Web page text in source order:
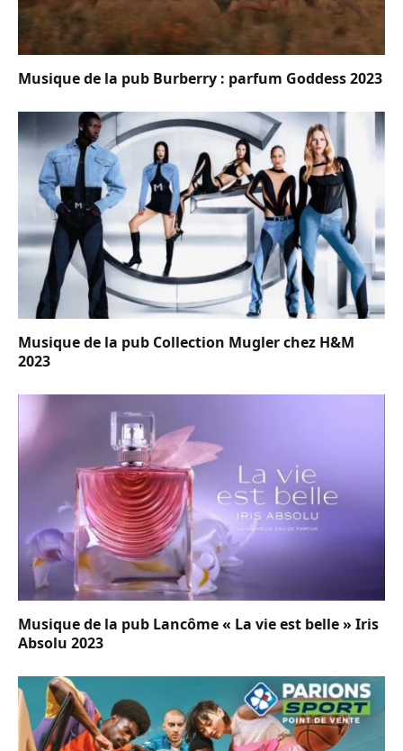
Musique de la pub Burberry : parfum Goddess 2023
Musique de la pub Collection Mugler chez H&M
2023
Musique de la pub Lancôme « La vie est belle » Iris
Absolu 2023